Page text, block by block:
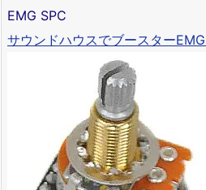
EMG SPC
サウンドハウスでブースター